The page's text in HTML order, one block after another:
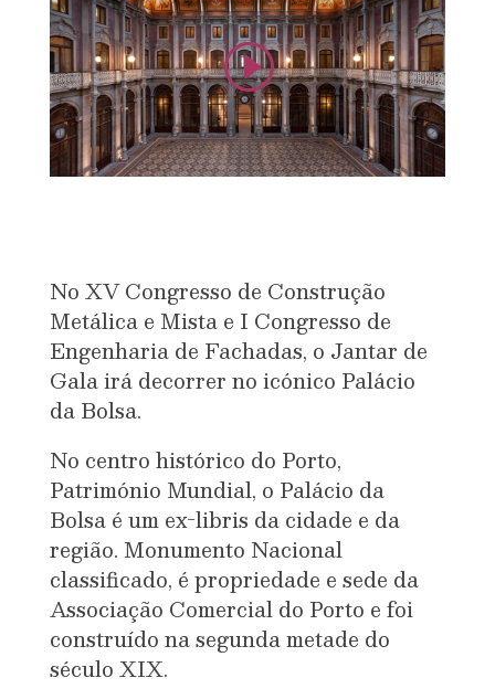
No XV Congresso de Construção
Metálica e Mista e I Congresso de
Engenharia de Fachadas, o Jantar de
Gala irá decorrer no icónico Palácio
da Bolsa.
No centro histórico do Porto,
Património Mundial, o Palácio da
Bolsa é um ex-libris da cidade e da
região. Monumento Nacional
classificado, é propriedade e sede da
Associação Comercial do Porto e foi
construído na segunda metade do
século XIX.